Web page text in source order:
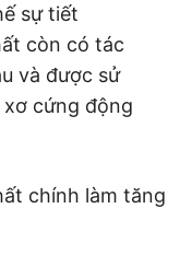
sự tiết
còn có tác
và được sử
cứng động
chính làm tăng